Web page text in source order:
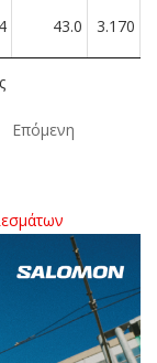
43.0 3.170
Επόμενη